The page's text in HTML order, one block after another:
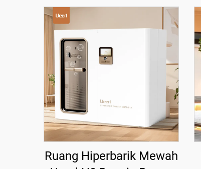
Ruang Hiperbarik Mewah